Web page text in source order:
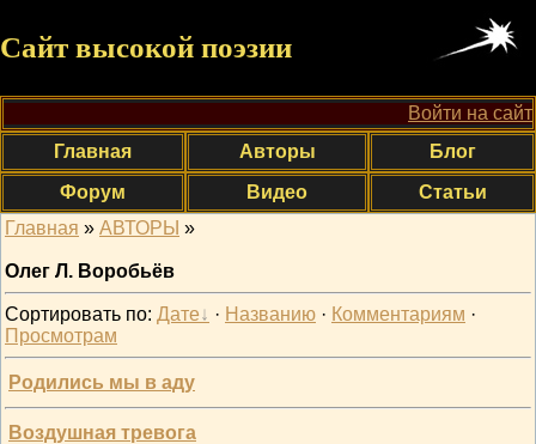
Сайт высокой поэзии
Войти на сайт
Главная
Авторы
Блог
Форум
Видео
Статьи
Главная » АВТОРЫ »
Олег Л. Воробьёв
Сортировать по: Дате · Названию · Комментариям ·
Просмотрам
Родились мы в аду
Воздушная тревога